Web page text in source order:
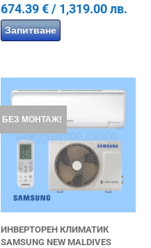
674.39€/ 1,319.00 лв.
Запитване
БЕЗ МОНТАЖ!
ИНВЕРТОРЕН КЛИМАТИК
SAMSUNG NEW MALDIVES